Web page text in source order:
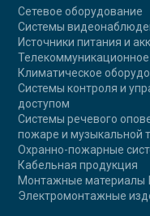
Сетевое оборудование
Системы
Источники питания и
Телекоммуникационное
Климатическое
Системы контроля и
доступом
Системы речевого
пожаре и музыкальной
Охранно-пожарные
Кабельная продукция
Монтажные материалы
Электромонтажные